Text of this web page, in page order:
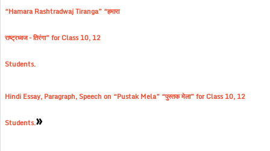
“Hamara Rashtradwaj Tiranga” “हमारा
राष्ट्रध्वज – तिरंगा” for Class 10, 12
Students.
Hindi Essay, Paragraph, Speech on “Pustak Mela” “पुस्तक मेला” for Class 10, 12
Students.»